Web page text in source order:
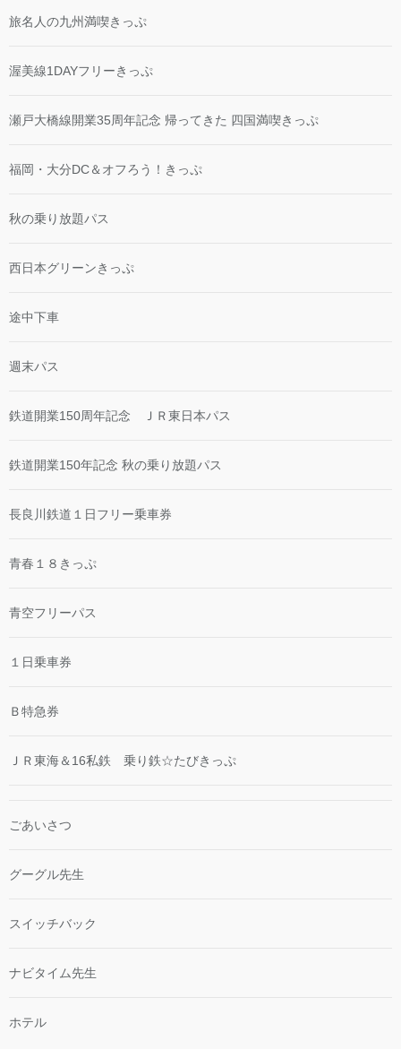
旅名人の九州満喫きっぷ
渥美線1DAYフリーきっぷ
瀬戸大橋線開業35周年記念 帰ってきた 四国満喫きっぷ
福岡・大分DC＆オフろう！きっぷ
秋の乗り放題パス
西日本グリーンきっぷ
途中下車
週末パス
鉄道開業150周年記念 ＪＲ東日本パス
鉄道開業150年記念 秋の乗り放題パス
長良川鉄道１日フリー乗車券
青春１８きっぷ
青空フリーパス
１日乗車券
Ｂ特急券
ＪＲ東海＆16私鉄 乗り鉄☆たびきっぷ
ごあいさつ
グーグル先生
スイッチバック
ナビタイム先生
ホテル